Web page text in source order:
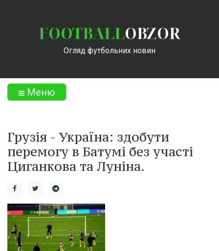
FOOTBALLOBZOR
Огляд футбольних новин
Меню
Грузія - Україна: здобути
перемогу в Батумі без участі
Циганкова та Луніна.